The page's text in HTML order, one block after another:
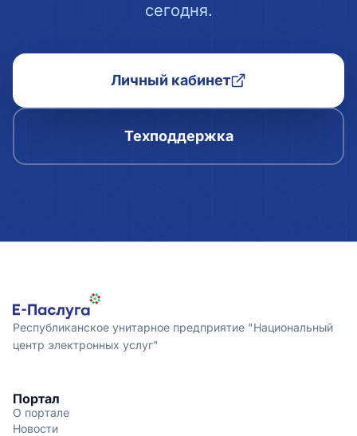
сегодня.
Личный кабинет
Техподдержка
Республиканское унитарное предприятие "Национальный
центр электронных услуг"
Портал
О портале
Новости